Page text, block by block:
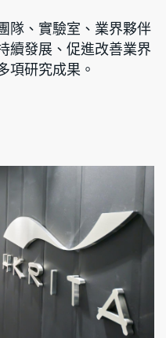
隊、實驗室、業界夥伴
續發展、促進改善業界
項研究成果。